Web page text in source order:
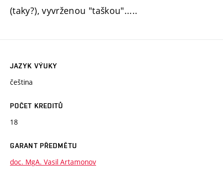
(taky?), vyvrženou "taškou".....
JAZYK VÝUKY
čeština
POČET KREDITŮ
18
GARANT PŘEDMĚTU
doc. MgA. Vasil Artamonov